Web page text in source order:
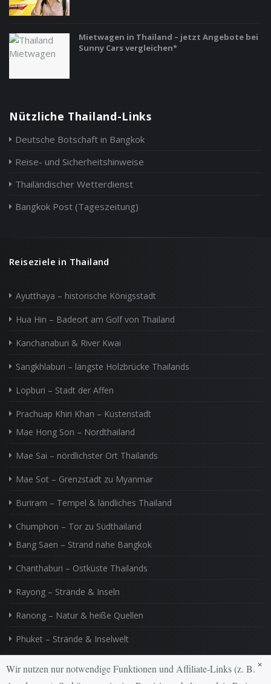
Mietwagen in Thailand – jetzt Angebote bei
Sunny Cars vergleichen*
Nützliche Thailand-Links
Deutsche Botschaft in Bangkok
Reise- und Sicherheitshinweise
Thailändischer Wetterdienst
Bangkok Post (Tageszeitung)
Reiseziele in Thailand
Ayutthaya – historische Königsstadt
Hua Hin – Badeort am Golf von Thailand
Kanchanaburi & River Kwai
Sangkhlaburi – längste Holzbrücke Thailands
Lopburi – Stadt der Affen
Prachuap Khiri Khan – Küstenstadt
Mae Hong Son – Nordthailand
Mae Sai – nördlichster Ort Thailands
Mae Sot – Grenzstadt zu Myanmar
Buriram – Tempel & ländliches Thailand
Chumphon – Tor zu Südthailand
Bang Saen – Strand nahe Bangkok
Chanthaburi – Ostküste Thailands
Rayong – Strände & Inseln
Ranong – Natur & heiße Quellen
Phuket – Strände & Inselwelt
×
Wir nutzen nur notwendige Funktionen und Affiliate-Links (z. B.